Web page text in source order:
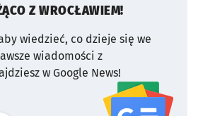
Z WROCŁAWIEM!
wiedzieć, co dzieje się we
wiadomości z
w Google News!